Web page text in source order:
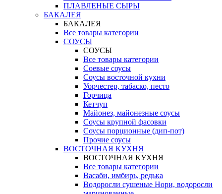
ПЛАВЛЕНЫЕ СЫРЫ
БАКАЛЕЯ
БАКАЛЕЯ
Все товары категории
СОУСЫ
СОУСЫ
Все товары категории
Соевые соусы
Соусы восточной кухни
Уорчестер, табаско, песто
Горчица
Кетчуп
Майонез, майонезные соусы
Соусы крупной фасовки
Соусы порционные (дип-пот)
Прочие соусы
ВОСТОЧНАЯ КУХНЯ
ВОСТОЧНАЯ КУХНЯ
Все товары категории
Васаби, имбирь, редька
Водоросли сушеные Нори, водоросли